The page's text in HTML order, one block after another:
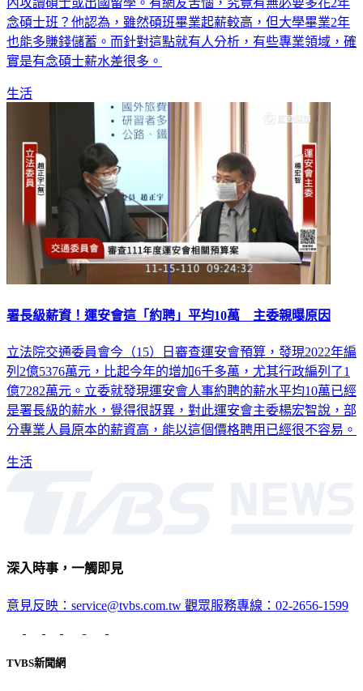
念碩士班？他認為，雖然碩班畢業起薪較高，但大學畢業2年
也能多賺錢儲蓄。而針對這點就有人分析，有些專業領域，確
實是有念碩士薪水差很多。
生活
署長級薪資！運安會這「約聘」平均10萬 主委親曝原因
立法院交通委員會今（15）日審查運安會預算，發現2022年編
列2億5376萬元，比起今年的增加6千多萬，尤其行政編列了1
億7282萬元。立委就發現運安會人事約聘的薪水平均10萬已經
是署長級的薪水，覺得很訝異，對此運安會主委楊宏智說，部
分專業人員原本的薪資高，能以這個價格聘用已經很不容易。
生活
深入時事，一觸即見
意見反映：service@tvbs.com.tw 觀眾服務專線：02-2656-1599
TVBS新聞網